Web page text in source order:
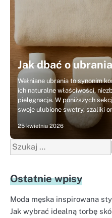
Jak dbać o
Wełniane ubrania to synonim
ich naturalne właściwości,
pielęgnacja. W poniższych
swoje ulubione swetry, szaliki
25 kwietnia 2026
Szukaj:
Ostatnie wpisy
Moda męska inspirowana
Jak wybrać idealną torbę